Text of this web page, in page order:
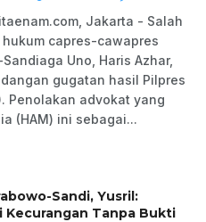
Jakarta - Salah
capres-cawapres
Uno, Haris Azhar,
gugatan hasil Pilpres
Penolakan advokat yang
(HAM) ini sebagai...
Sandi, Yusril:
Kecurangan Tanpa Bukti